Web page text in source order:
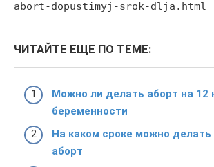
abort-dopustimyj-srok-dlja.html
ЧИТАЙТЕ ЕЩЕ ПО ТЕМЕ:
Можно ли делать аборт на 12
беременности
На каком сроке можно делать
аборт